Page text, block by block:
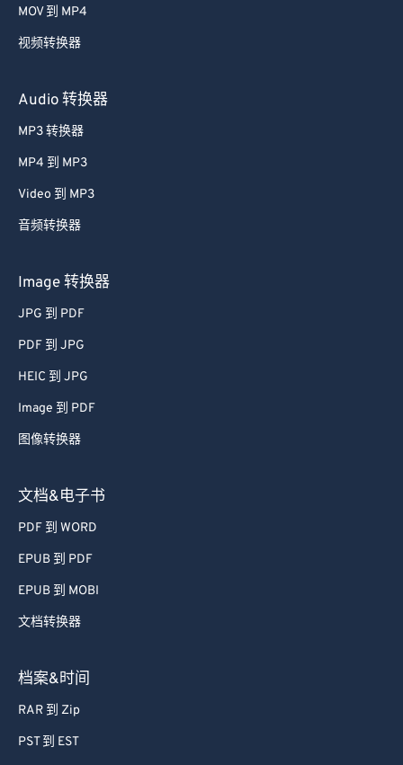
MOV 到 MP4
视频转换器
Audio 转换器
MP3 转换器
MP4 到 MP3
Video 到 MP3
音频转换器
Image 转换器
JPG 到 PDF
PDF 到 JPG
HEIC 到 JPG
Image 到 PDF
图像转换器
文档&电子书
PDF 到 WORD
EPUB 到 PDF
EPUB 到 MOBI
文档转换器
档案&时间
RAR 到 Zip
PST 到 EST